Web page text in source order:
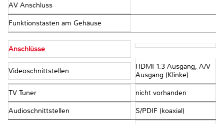
AV Anschluss
Funktionstasten am Gehäuse
Anschlüsse
Videoschnittstellen
HDMI 1.3 Ausgang, A/V
Ausgang (Klinke)
TV Tuner nicht vorhanden
Audioschnittstellen S/PDIF (koaxial)